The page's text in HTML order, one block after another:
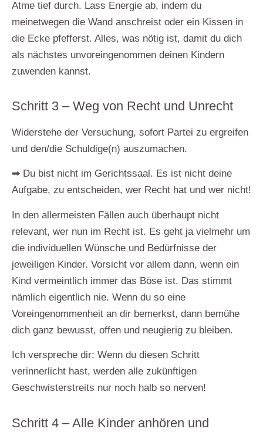
Atme tief durch. Lass Energie ab, indem du
meinetwegen die Wand anschreist oder ein Kissen in
die Ecke pfefferst. Alles, was nötig ist, damit du dich
als nächstes unvoreingenommen deinen Kindern
zuwenden kannst.
Schritt 3 – Weg von Recht und Unrecht
Widerstehe der Versuchung, sofort Partei zu ergreifen
und den/die Schuldige(n) auszumachen.
➡ Du bist nicht im Gerichtssaal. Es ist nicht deine
Aufgabe, zu entscheiden, wer Recht hat und wer nicht!
In den allermeisten Fällen auch überhaupt nicht
relevant, wer nun im Recht ist. Es geht ja vielmehr um
die individuellen Wünsche und Bedürfnisse der
jeweiligen Kinder. Vorsicht vor allem dann, wenn ein
Kind vermeintlich immer das Böse ist. Das stimmt
nämlich eigentlich nie. Wenn du so eine
Voreingenommenheit an dir bemerkst, dann bemühe
dich ganz bewusst, offen und neugierig zu bleiben.
Ich verspreche dir: Wenn du diesen Schritt
verinnerlicht hast, werden alle zukünftigen
Geschwisterstreits nur noch halb so nerven!
Schritt 4 – Alle Kinder anhören und